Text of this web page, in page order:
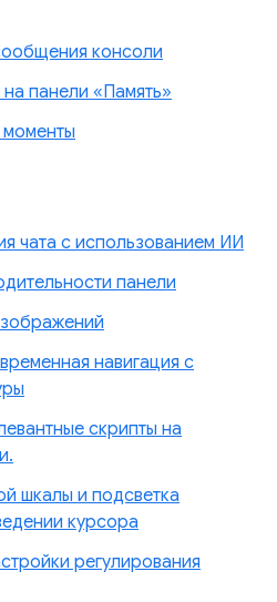
консоли
панели «Память»
чата с использованием ИИ
панели
навигация с
скрипты на
шкалы и подсветка
курсора
регулирования